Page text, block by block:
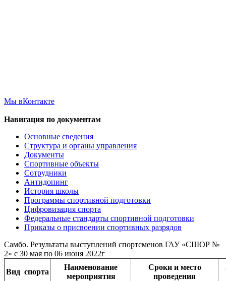
Мы вКонтакте
Навигация по документам
Основные сведения
Структура и органы управления
Документы
Спортивные объекты
Сотрудники
Антидопинг
История школы
Программы спортивной подготовки
Цифровизация спорта
Федеральные стандарты спортивной подготовки
Приказы о присвоении спортивных разрядов
Самбо. Результаты выступлений спортсменов ГАУ «СШОР №
2» с 30 мая по 06 июня 2022г
Вид спорта
Наименование
мероприятия
Сроки и место
проведения